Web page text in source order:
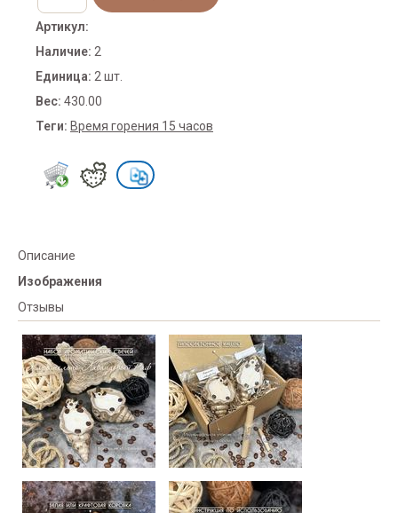
Артикул:
Наличие: 2
Единица: 2 шт.
Вес: 430.00
Теги: Время горения 15 часов
Описание
Изображения
Отзывы